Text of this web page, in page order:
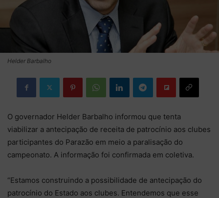
Helder Barbalho
O governador Helder Barbalho informou que tenta
viabilizar a antecipação de receita de patrocínio aos clubes
participantes do Parazão em meio a paralisação do
campeonato. A informação foi confirmada em coletiva.
“Estamos construindo a possibilidade de antecipação do
patrocínio do Estado aos clubes. Entendemos que esse